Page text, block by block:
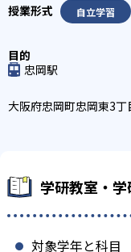
自立学習
忠岡駅
大阪府忠岡町忠岡東3
学研教室・
対象学年と科目